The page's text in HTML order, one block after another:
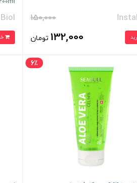
150,000
132,000 تومان
Biol
خرید
6٪